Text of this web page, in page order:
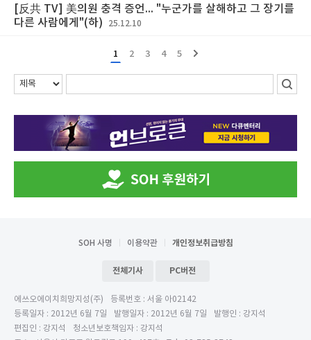
[反共 TV] 美의원 충격 증언... "누군가를 살해하고 그 장기를
다른 사람에게"(하)
25.12.10
1 2 3 4 5
SOH 사명 이용약관 개인정보취급방침
전체기사 PC버전
에쓰오에이치희망지성(주)
등록번호 : 서울 아02142
등록일자 : 2012년 6월 7일
발행일자 : 2012년 6월 7일
발행인 : 강지석
편집인 : 강지석
청소년보호책임자 : 강지석